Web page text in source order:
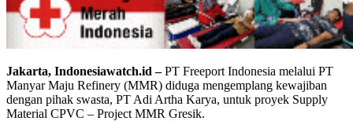
Jakarta, Indonesiawatch.id –PT Freeport Indonesia melalui PT
Manyar Maju Refinery (MMR) diduga mengemplang kewajiban
dengan pihak swasta, PT Adi Artha Karya, untuk proyek Supply
Material CPVC – Project MMR Gresik.